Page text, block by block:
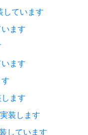
ています
ます
ます
ます
装します
しています